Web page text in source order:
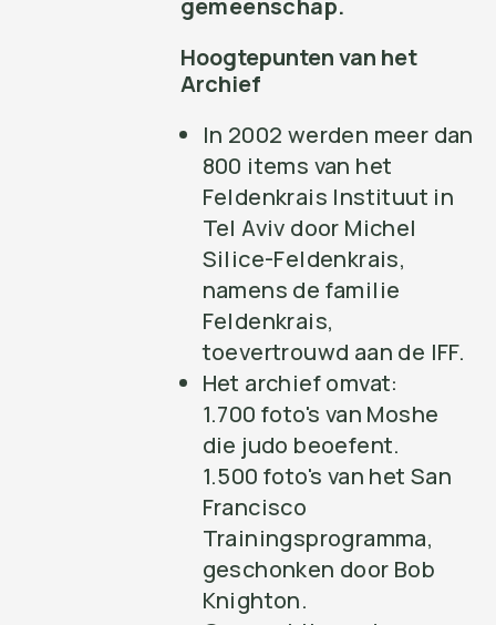
gemeenschap.
Hoogtepunten van het
Archief
In 2002 werden meer dan
800 items van het
Feldenkrais Instituut in
Tel Aviv door Michel
Silice-Feldenkrais,
namens de familie
Feldenkrais,
toevertrouwd aan de IFF.
Het archief omvat:
1.700 foto's van Moshe
die judo beoefent.
1.500 foto's van het San
Francisco
Trainingsprogramma,
geschonken door Bob
Knighton.